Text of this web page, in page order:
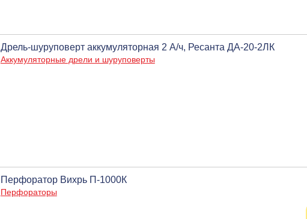
Дрель-шуруповерт аккумуляторная 2 А/ч, Ресанта ДА-20-2ЛК
Аккумуляторные дрели и шуруповерты
Перфоратор Вихрь П-1000К
Перфораторы